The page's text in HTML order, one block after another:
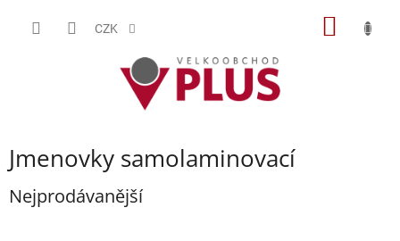
CZK
Jmenovky samolaminovací
Nejprodávanější